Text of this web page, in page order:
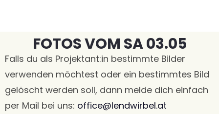
FOTOS VOM SA 03.05
Falls du als Projektant:in bestimmte Bilder
verwenden möchtest oder ein bestimmtes Bild
gelöscht werden soll, dann melde dich einfach
per Mail bei uns: office@lendwirbel.at